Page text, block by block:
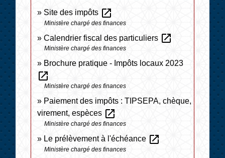
Site des impôts open_in_new
Ministère chargé des finances
Calendrier fiscal des particuliers open_in_new
Ministère chargé des finances
Brochure pratique - Impôts locaux 2023
open_in_new
Ministère chargé des finances
Paiement des impôts : TIPSEPA, chèque,
virement, espèces open_in_new
Ministère chargé des finances
Le prélèvement à l'échéance open_in_new
Ministère chargé des finances